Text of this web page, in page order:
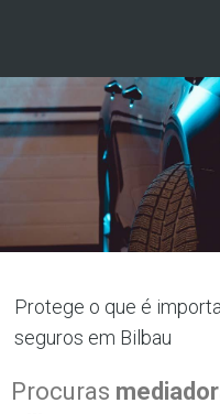
Protege o que é
seguros em Bilbau
Procuras